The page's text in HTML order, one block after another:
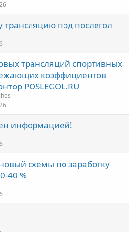
трансляцию под послегол
трансляций спортивных
коэффициентов
POSLEGOL.RU
информацией!
схемы по заработку
40 %